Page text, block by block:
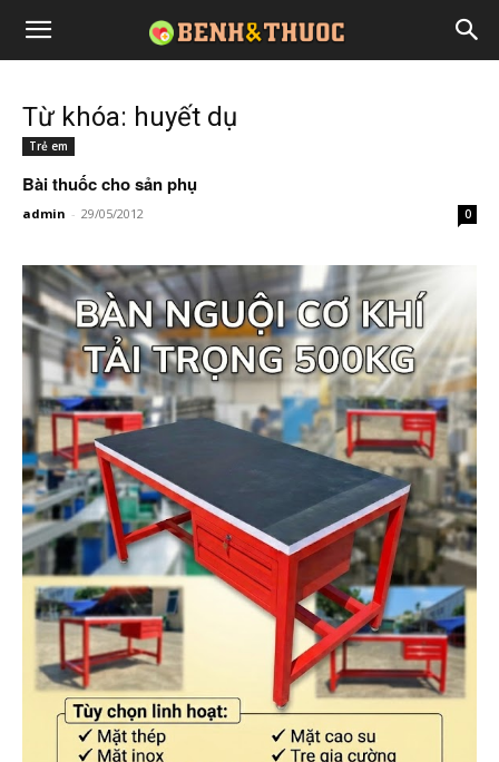
Từ khóa: huyết dụ
Trẻ em
Bài thuốc cho sản phụ
admin - 29/05/2012 0